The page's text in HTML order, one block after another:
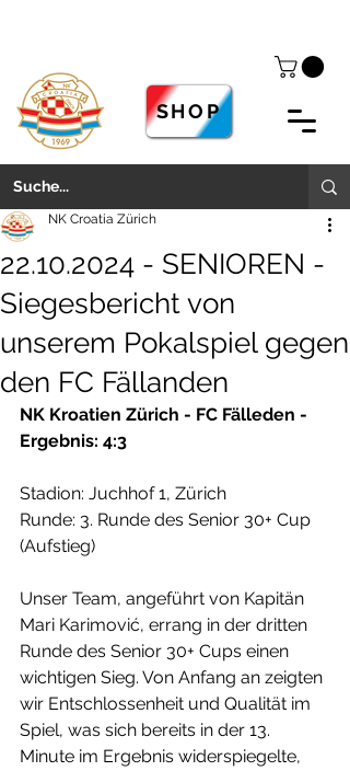
SHOP
22.10.2024 - SENIOREN -
Siegesbericht von
unserem Pokalspiel gegen
den FC Fällanden
NK Croatia Zürich
NK Kroatien Zürich - FC Fälleden -
Ergebnis: 4:3
Stadion: Juchhof 1, Zürich
Runde: 3. Runde des Senior 30+ Cup
(Aufstieg)
Unser Team, angeführt von Kapitän
Mari Karimović, errang in der dritten
Runde des Senior 30+ Cups einen
wichtigen Sieg. Von Anfang an zeigten
wir Entschlossenheit und Qualität im
Spiel, was sich bereits in der 13.
Minute im Ergebnis widerspiegelte,